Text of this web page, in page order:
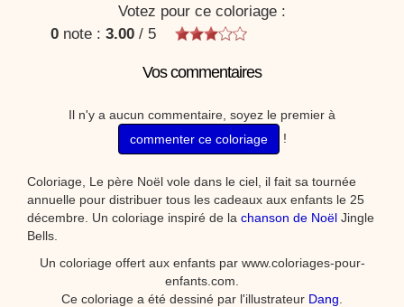
Votez pour ce coloriage :
0 note : 3.00 / 5
Vos commentaires
Il n'y a aucun commentaire, soyez le premier à
commenter ce coloriage
!
Coloriage, Le père Noël vole dans le ciel, il fait sa tournée
annuelle pour distribuer tous les cadeaux aux enfants le 25
décembre. Un coloriage inspiré de la chanson de Noël Jingle
Bells.
Un coloriage offert aux enfants par www.coloriages-pour-
enfants.com.
Ce coloriage a été dessiné par l'illustrateur Dang